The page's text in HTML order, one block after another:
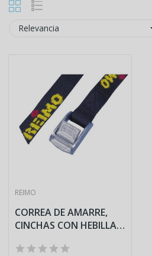
Relevancia
REIMO
CORREA DE AMARRE,
CINCHAS CON HEBILLA